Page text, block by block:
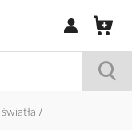
Zaloguj się /